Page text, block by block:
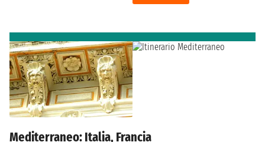
Mediterraneo: Italia, Francia